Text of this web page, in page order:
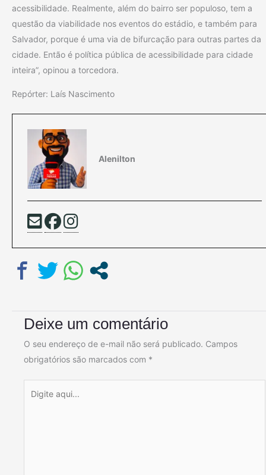
acessibilidade. Realmente, além do bairro ser populoso, tem a
questão da viabilidade nos eventos do estádio, e também para
Salvador, porque é uma via de bifurcação para outras partes da
cidade. Então é política pública de acessibilidade para cidade
inteira”, opinou a torcedora.
Repórter: Laís Nascimento
Alenilton
Deixe um comentário
O seu endereço de e-mail não será publicado. Campos
obrigatórios são marcados com *
aqui...